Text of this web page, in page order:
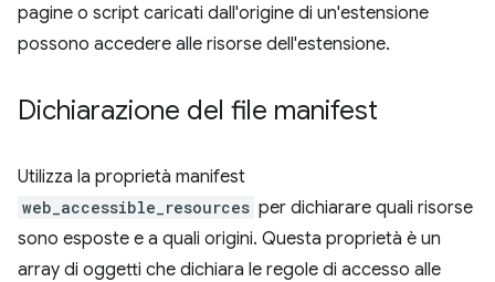
pagine o script caricati dall'origine di un'estensione
possono accedere alle risorse dell'estensione.
Dichiarazione del file manifest
Utilizza la proprietà manifest
web_accessible_resources per dichiarare quali risorse
sono esposte e a quali origini. Questa proprietà è un
array di oggetti che dichiara le regole di accesso alle